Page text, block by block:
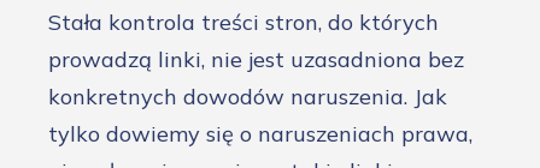
Stała kontrola treści stron, do których
prowadzą linki, nie jest uzasadniona bez
konkretnych dowodów naruszenia. Jak
tylko dowiemy się o naruszeniach prawa,